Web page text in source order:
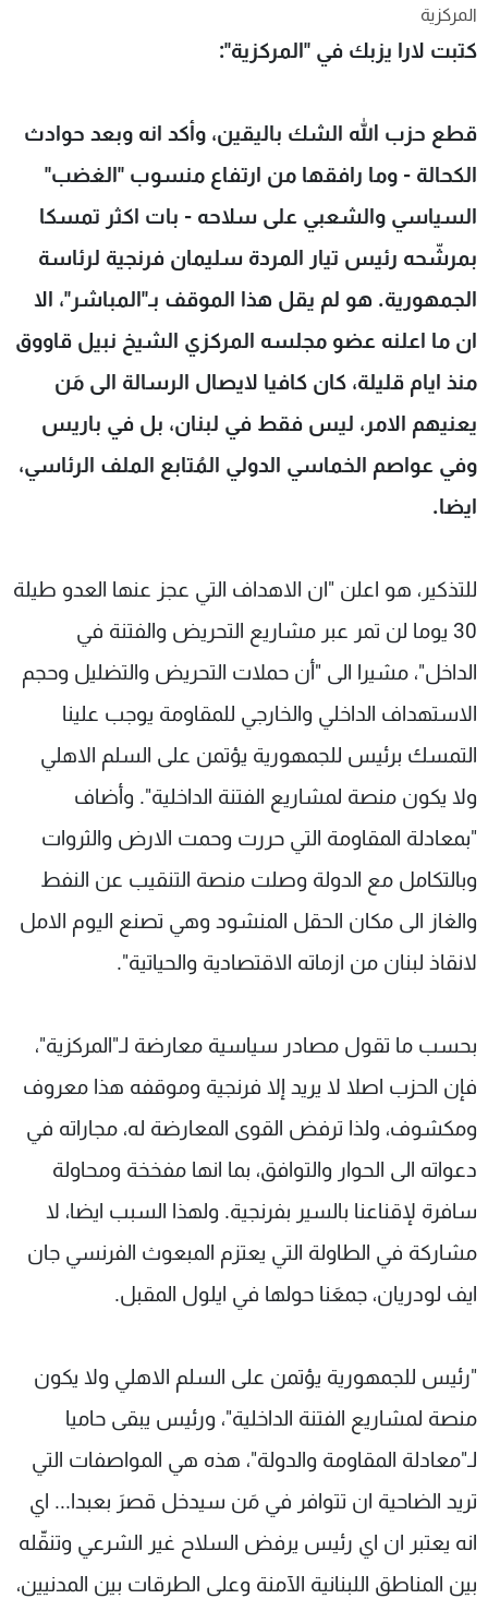
المركزية
كتبت لارا يزبك في "المركزية":
قطع حزب الله الشك باليقين، وأكد انه وبعد حوادث
الكحالة - وما رافقها من ارتفاع منسوب "الغضب"
السياسي والشعبي على سلاحه - بات اكثر تمسكا
بمرشّحه رئيس تيار المردة سليمان فرنجية لرئاسة
الجمهورية. هو لم يقل هذا الموقف بـ"المباشر"، الا
ان ما اعلنه عضو مجلسه المركزي الشيخ نبيل قاووق
منذ ايام قليلة، كان كافيا لايصال الرسالة الى مَن
يعنيهم الامر، ليس فقط في لبنان، بل في باريس
وفي عواصم الخماسي الدولي المُتابع الملف الرئاسي،
ايضا.
للتذكير، هو اعلن "ان الاهداف التي عجز عنها العدو طيلة
30 يوما لن تمر عبر مشاريع التحريض والفتنة في
الداخل"، مشيرا الى "أن حملات التحريض والتضليل وحجم
الاستهداف الداخلي والخارجي للمقاومة يوجب علينا
التمسك برئيس للجمهورية يؤتمن على السلم الاهلي
ولا يكون منصة لمشاريع الفتنة الداخلية". وأضاف
"بمعادلة المقاومة التي حررت وحمت الارض والثروات
وبالتكامل مع الدولة وصلت منصة التنقيب عن النفط
والغاز الى مكان الحقل المنشود وهي تصنع اليوم الامل
لانقاذ لبنان من ازماته الاقتصادية والحياتية".
بحسب ما تقول مصادر سياسية معارضة لـ"المركزية"،
فإن الحزب اصلا لا يريد إلا فرنجية وموقفه هذا معروف
ومكشوف، ولذا ترفض القوى المعارضة له، مجاراته في
دعواته الى الحوار والتوافق، بما انها مفخخة ومحاولة
سافرة لإقناعنا بالسير بفرنجية. ولهذا السبب ايضا، لا
مشاركة في الطاولة التي يعتزم المبعوث الفرنسي جان
ايف لودريان، جمعَنا حولها في ايلول المقبل.
"رئيس للجمهورية يؤتمن على السلم الاهلي ولا يكون
منصة لمشاريع الفتنة الداخلية"، ورئيس يبقى حاميا
لـ"معادلة المقاومة والدولة"، هذه هي المواصفات التي
تريد الضاحية ان تتوافر في مَن سيدخل قصرَ بعبدا... اي
انه يعتبر ان اي رئيس يرفض السلاح غير الشرعي وتنقّله
بين المناطق اللبنانية الآمنة وعلى الطرقات بين المدنيين،
شاهد البرامج
الترددات
عن MTV
الإنـتـاج
لاعلاناتكم
وظائف
تواصل معنا
شروط الإسـتخدام
سياسة الخصوصية